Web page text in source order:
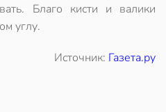
Благо кисти и валики
углу.
Источник: Газета.ру